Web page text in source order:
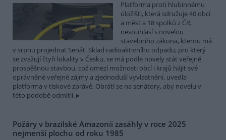
Platforma proti hlubinnému
úložišti, která sdružuje 40 obcí
a měst a 18 spolků z ČR,
nesouhlasí s novelou
stavebního zákona, kterou má
v srpnu projednat Senát. Sklad radioaktivního odpadu, pro který
se zvažují čtyři lokality v Česku, se má podle novely stát veřejně
prospěšnou stavbou, což omezí možnosti obcí i krajů hájit své
oprávněné veřejné zájmy a zjednoduší vyvlastnění, uvedla
platforma v tiskové zprávě. Obrátí se na senátory, aby novelu v
této podobě odmítli.
Požáry v brazilské Amazonii zasáhly v roce 2025
nejmenší plochu od roku 1985